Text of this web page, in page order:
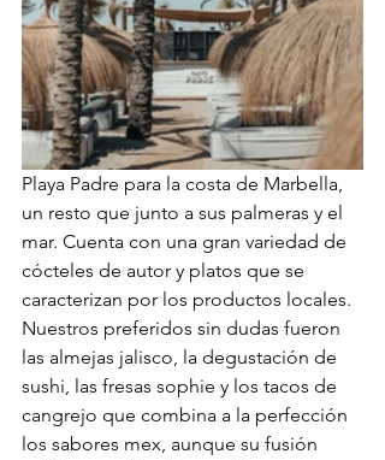
Playa Padre para la costa de Marbella,
un resto que junto a sus palmeras y el
mar. Cuenta con una gran variedad de
cócteles de autor y platos que se
caracterizan por los productos locales.
Nuestros preferidos sin dudas fueron
las almejas jalisco, la degustación de
sushi, las fresas sophie y los tacos de
cangrejo que combina a la perfección
los sabores mex, aunque su fusión